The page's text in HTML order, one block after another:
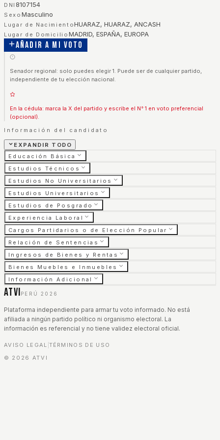
DNI 8107154
Sexo Masculino
Lugar de NacimientoHUARAZ, HUARAZ, ANCASH
Lugar de Domicilio MADRID, ESPAÑA, EUROPA
Añadir a mi voto
Senador regional: solo puedes elegir 1. Puede ser de cualquier partido,
independiente de tu elección nacional.
En la cédula: marca la X del partido y escribe el N° 1 en voto preferencial
(opcional).
Información del candidato
EXPANDIR TODO
Educación Básica
Estudios Técnicos
Estudios No Universitarios
Estudios Universitarios
Estudios de Posgrado
Experiencia Laboral
Cargos Partidarios o de Elección Popular
Relación de Sentencias
Ingresos de Bienes y Rentas
Bienes Muebles e Inmuebles
Información Adicional
ATVI PERÚ 2026
Plataforma independiente para armar tu voto informado. No está
afiliada a ningún partido político ni organismo electoral. La
información es referencial y no tiene validez electoral oficial.
AVISO LEGAL TÉRMINOS DE USO
© 2026 ATVI